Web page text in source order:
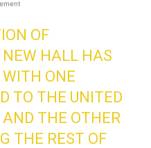
OF
NEW HALL HAS
WITH ONE
TO THE UNITED
THE OTHER
THE REST OF